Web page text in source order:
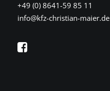
+49 (0) 8641-59 85 11
info@kfz-christian-maier.de